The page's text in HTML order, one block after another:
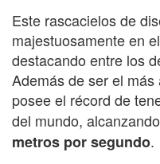
Este rascacielos de
majestuosamente en
destacando entre los
Además de ser el
posee el récord de
del mundo,
metros por segundo.